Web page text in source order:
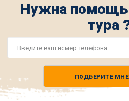
Нужна
тура
ПОДБЕРИТЕ